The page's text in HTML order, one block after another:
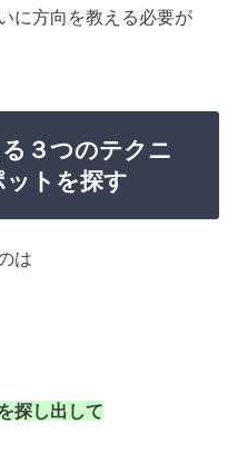
に方向を教える必要が
る３つのテクニ
トを探す
は
探し出して